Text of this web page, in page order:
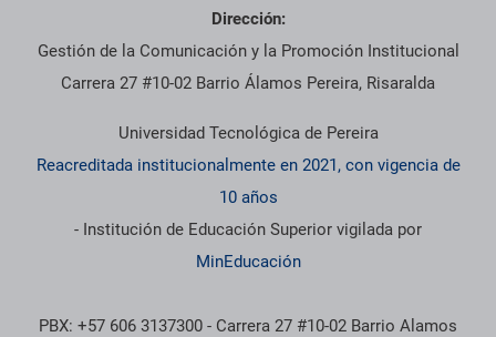
Dirección:
Gestión de la Comunicación y la Promoción Institucional
Carrera 27 #10-02 Barrio Álamos Pereira, Risaralda
Universidad Tecnológica de Pereira
Reacreditada institucionalmente en 2021, con vigencia de
10 años
- Institución de Educación Superior vigilada por
MinEducación
PBX: +57 606 3137300 - Carrera 27 #10-02 Barrio Alamos